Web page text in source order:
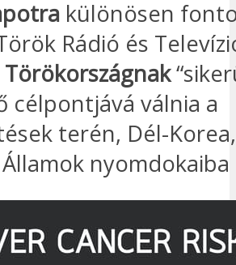
különösen
Rádió és
Törökországnak
célpontjává válnia a
terén, Dél-
nyomdokaiba